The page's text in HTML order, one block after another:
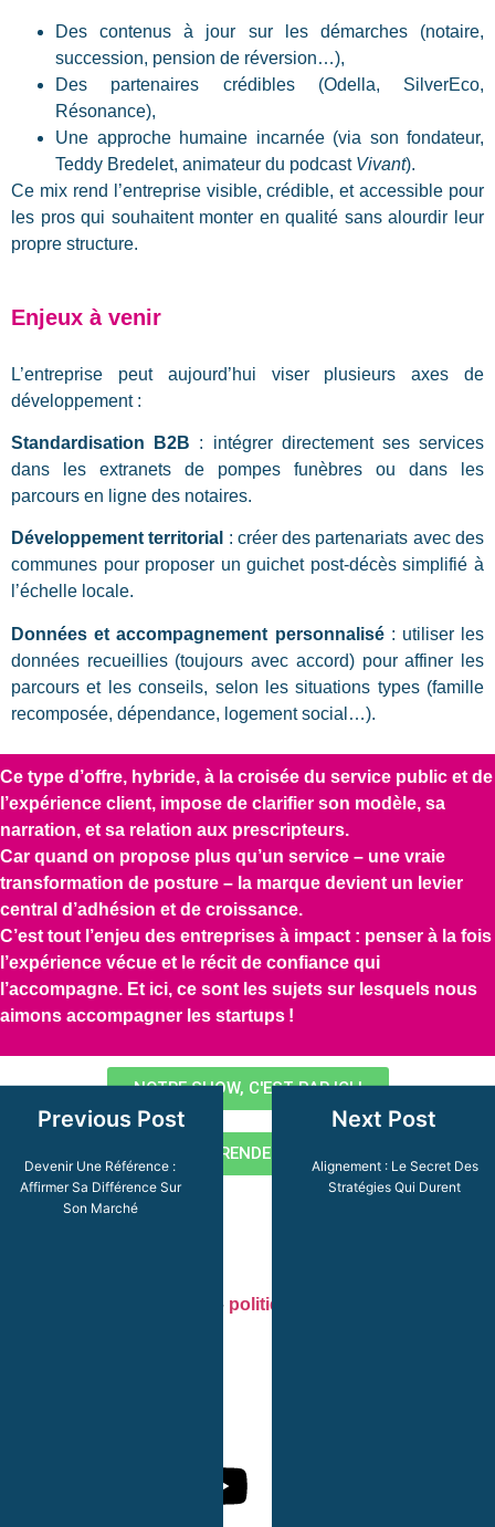
Des contenus à jour sur les démarches (notaire,
succession, pension de réversion…),
Des partenaires crédibles (Odella, SilverEco,
Résonance),
Une approche humaine incarnée (via son fondateur,
Teddy Bredelet, animateur du podcast Vivant).
Ce mix rend l’entreprise visible, crédible, et accessible pour
les pros qui souhaitent monter en qualité sans alourdir leur
propre structure.
Enjeux à venir
L’entreprise peut aujourd’hui viser plusieurs axes de
développement :
Standardisation B2B : intégrer directement ses services
dans les extranets de pompes funèbres ou dans les
parcours en ligne des notaires.
Développement territorial : créer des partenariats avec des
communes pour proposer un guichet post-décès simplifié à
l’échelle locale.
Données et accompagnement personnalisé: utiliser les
données recueillies (toujours avec accord) pour affiner les
parcours et les conseils, selon les situations types (famille
recomposée, dépendance, logement social…).
Ce type d’offre, hybride, à la croisée du service public et de
l’expérience client, impose de clarifier son modèle, sa
narration, et sa relation aux prescripteurs.
Car quand on propose plus qu’un service – une vraie
transformation de posture – la marque devient un levier
central d’adhésion et de croissance.
C’est tout l’enjeu des entreprises à impact : penser à la fois
l’expérience vécue et le récit de confiance qui
l’accompagne. Et ici, ce sont les sujets sur lesquels nous
aimons accompagner les startups !
NOTRE SHOW, C'EST PAR ICI !
PRENEZ RENDEZ-VOUS !
– politique de confidentialité
Previous Post
Devenir Une Référence :
Affirmer Sa Différence Sur
Son Marché
Next Post
Alignement : Le Secret Des
Stratégies Qui Durent